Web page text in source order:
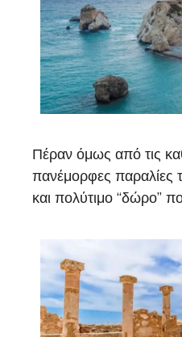
Πέραν όμως από τις
πανέμορφες παραλίες
και πολύτιμο “δώρο”